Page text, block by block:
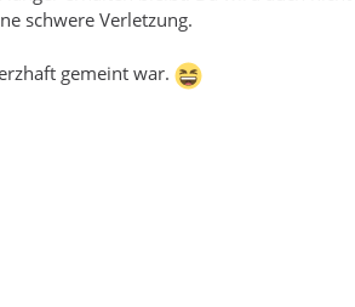
schwere Verletzung.
gemeint war.